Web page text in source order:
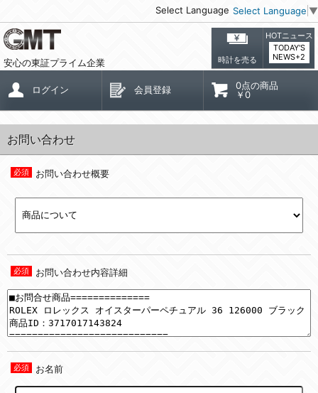
Select Language Select Language ▼
安心の東証プライム企業 時計を売る
HOTニュース
TODAY'S
NEWS+2
ログイン 会員登録
0点の商品
￥0
お問い合わせ
お問い合わせ概要
お問い合わせ内容詳細
お名前